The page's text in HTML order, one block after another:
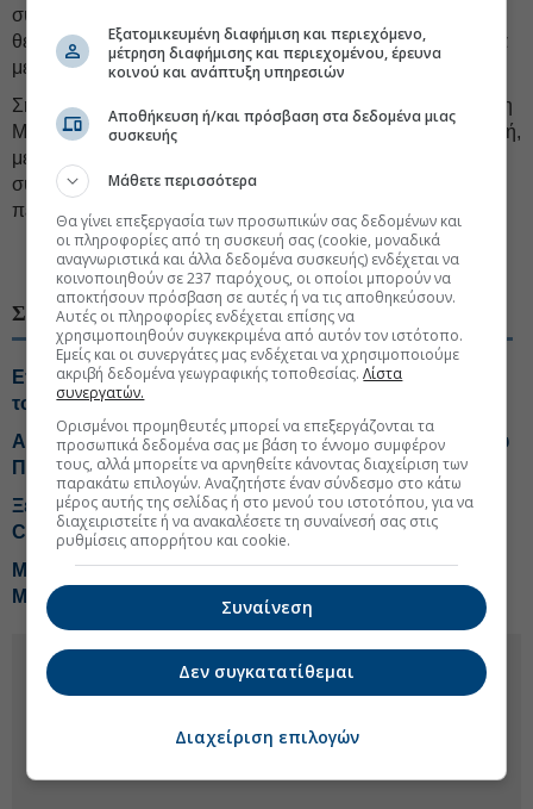
συγκεκριμένα φυσικοχημικά χαρακτηριστικά, με
θερμοκρασία περίπου 21°C και παροχή περίπου 18 κυβικά
μέτρα ανά ώρα.
Σημειωτέον ότι με απόφασή της η Αποκεντρωμένη Διοίκηση
Μακεδονίας - Θράκης έκρινε τον φάκελο για την ΜΠΕ ελλιπή,
με τον φορέα ανάπτυξης του project να καλείται να
συμπληρώσει στοιχεία προκειμένου να προχωρήσει η
περιβαλλοντική αδειοδότηση του έργου.
#Ελληνικά ξενοδοχεία #Τουρισμός Ελλάδα
ΣΧΕΤΙΚΑ ΘΕΜΑΤΑ
Επεσαν υπογραφές για το νέο χωροταξικό στον
τουρισμό, τρεις αλλαγές
Αυγουστιάτικη έξοδος: Αυξημένη κίνηση στο λιμάνι του
Πειραιά
Ξεκινά επένδυση 60 εκατ. ευρώ της «H Hotels
Collection» στη Ρόδο
MINOAN LINES: Έως 50% έκπτωση για ταξίδια στη
Μήλο
Εξατομικευμένη διαφήμιση και περιεχόμενο,
μέτρηση διαφήμισης και περιεχομένου, έρευνα
κοινού και ανάπτυξη υπηρεσιών
Αποθήκευση ή/και πρόσβαση στα δεδομένα μιας
συσκευής
Μάθετε περισσότερα
Θα γίνει επεξεργασία των προσωπικών σας δεδομένων και
οι πληροφορίες από τη συσκευή σας (cookie, μοναδικά
αναγνωριστικά και άλλα δεδομένα συσκευής) ενδέχεται να
κοινοποιηθούν σε 237 παρόχους, οι οποίοι μπορούν να
αποκτήσουν πρόσβαση σε αυτές ή να τις αποθηκεύσουν.
Αυτές οι πληροφορίες ενδέχεται επίσης να
χρησιμοποιηθούν συγκεκριμένα από αυτόν τον ιστότοπο.
Εμείς και οι συνεργάτες μας ενδέχεται να χρησιμοποιούμε
ακριβή δεδομένα γεωγραφικής τοποθεσίας.Λίστα
συνεργατών.
Ορισμένοι προμηθευτές μπορεί να επεξεργάζονται τα
προσωπικά δεδομένα σας με βάση το έννομο συμφέρον
τους, αλλά μπορείτε να αρνηθείτε κάνοντας διαχείριση των
παρακάτω επιλογών. Αναζητήστε έναν σύνδεσμο στο κάτω
μέρος αυτής της σελίδας ή στο μενού του ιστοτόπου, για να
διαχειριστείτε ή να ανακαλέσετε τη συναίνεσή σας στις
ρυθμίσεις απορρήτου και cookie.
Συναίνεση
Δεν συγκατατίθεμαι
Διαχείριση επιλογών